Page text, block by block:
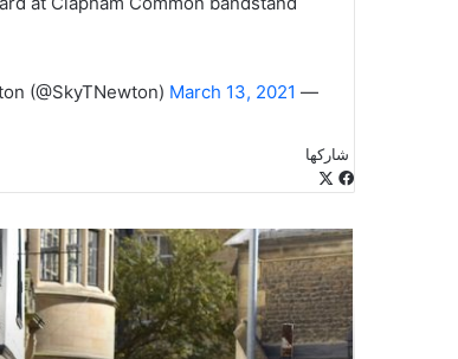
— Thomas Newton (@SkyTNewton)
March 13, 2021
شاركها
فيسبوك
البريد